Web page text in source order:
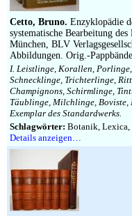
Cetto, Bruno. Enzyklopädie
systematische Bearbeitung
München, BLV
Abbildungen. Orig.-
I. Leistlinge, Korallen,
Schnecklinge, Trichterlinge,
Champignons, Schirmlinge,
Täublinge, Milchlinge, Boviste,
Exemplar des Standardwerks.
Schlagwörter: Botanik,
Details anzeigen…